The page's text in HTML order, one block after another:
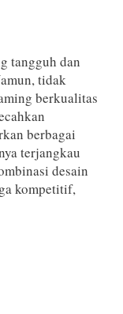
tangguh dan
tidak
berkualitas
berbagai
terjangkau
desain
kompetitif,